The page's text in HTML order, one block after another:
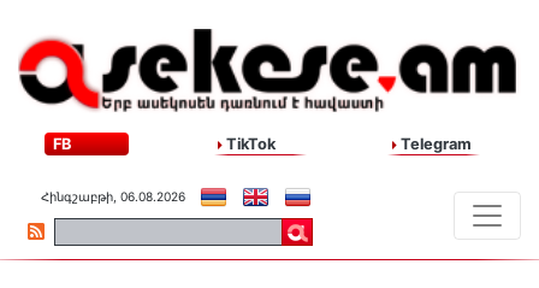
FB TikTok Telegram
Հինգշաբթի, 06.08.2026